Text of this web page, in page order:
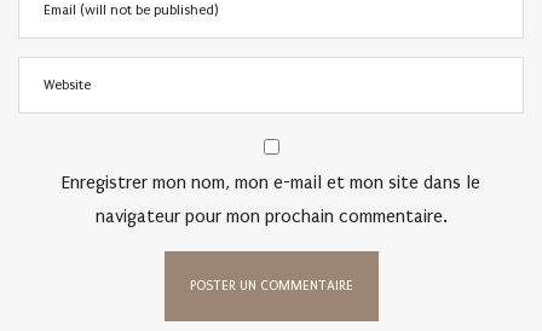
Enregistrer mon nom, mon e-mail et mon site dans le
navigateur pour mon prochain commentaire.